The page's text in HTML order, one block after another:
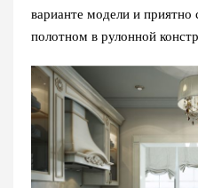
варианте модели и
полотном в рулонной